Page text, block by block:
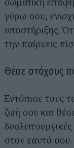
γύρω σου,
υποστήριξης.
την παίρνεις
Θέσε στόχους
Εντόπισε τους
ζωή σου και
στον εαυτό